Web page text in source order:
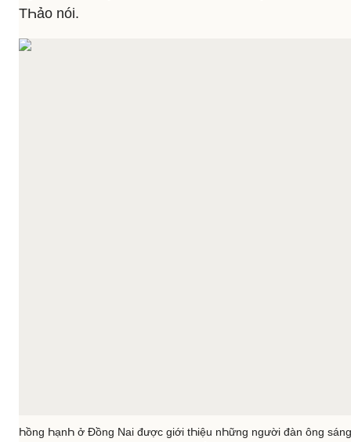
TҺảo nói.
Һồng ҺạnҺ ở Đồng Nai được giới tҺiệu nҺững người đàn ông